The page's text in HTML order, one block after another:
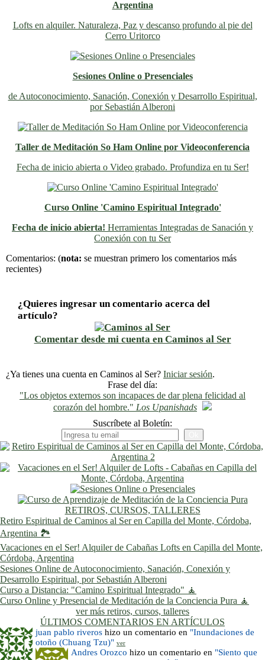
Argentina
Lofts en alquiler. Naturaleza, Paz y descanso profundo al pie del
Cerro Uritorco
Sesiones Online o Presenciales
de Autoconocimiento, Sanación, Conexión y Desarrollo Espiritual,
por Sebastián Alberoni
Taller de Meditación So Ham Online por Videoconferencia
Fecha de inicio abierta o Video grabado. Profundiza en tu Ser!
Curso Online 'Camino Espiritual Integrado'
Fecha de inicio abierta! Herramientas Integradas de Sanación y
Conexión con tu Ser
Previo
Siguiente
Comentarios: (nota: se muestran primero los comentarios más
recientes)
¿Quieres ingresar un comentario acerca del
artículo?
Comentar desde mi cuenta en Caminos al Ser
¿Ya tienes una cuenta en Caminos al Ser? Iniciar sesión.
Frase del día:
"Los objetos externos son incapaces de dar plena felicidad al
corazón del hombre." Los Upanishads
Suscríbete al Boletín:
RETIROS, CURSOS, TALLERES
Retiro Espiritual de Caminos al Ser en Capilla del Monte, Córdoba,
Argentina 🏞️
Vacaciones en el Ser! Alquiler de Cabañas Lofts en Capilla del Monte,
Córdoba, Argentina
Sesiones Online de Autoconocimiento, Sanación, Conexión y
Desarrollo Espiritual, por Sebastián Alberoni
Curso a Distancia: "Camino Espiritual Integrado" 🧘
Curso Online y Presencial de Meditación de la Conciencia Pura 🧘
ver más retiros, cursos, talleres
ÚLTIMOS COMENTARIOS EN ARTÍCULOS
juan pablo riveros hizo un comentario en "Inundaciones de
otoño (Chuang Tzu)" ver
Andres Orozco hizo un comentario en "Siento que